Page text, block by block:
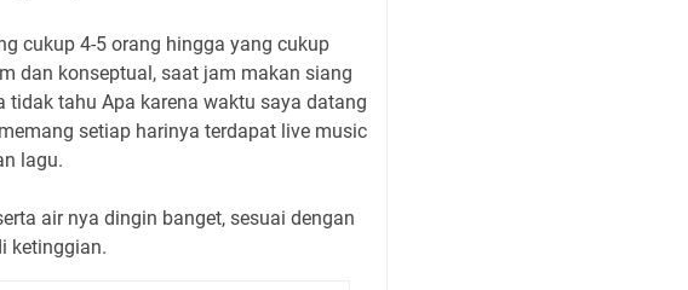
cukup 4-5 orang hingga yang cukup
dan konseptual, saat jam makan siang
tahu Apa karena waktu saya datang
setiap harinya terdapat live music
lagu.
air nya dingin banget, sesuai dengan
ketinggian.